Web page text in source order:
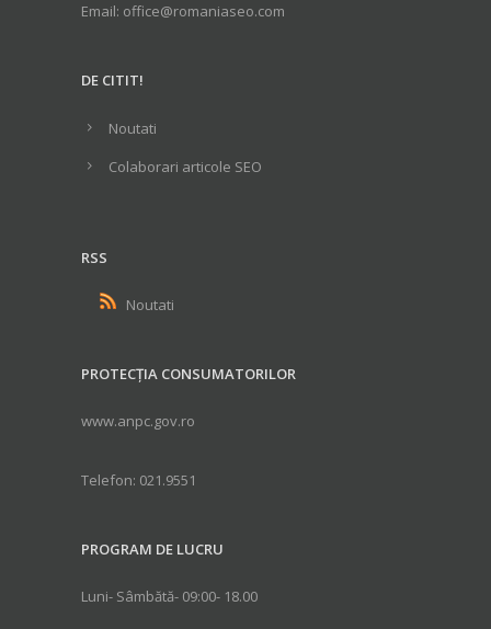
Email: office@romaniaseo.com
DE CITIT!
Noutati
Colaborari articole SEO
RSS
Noutati
PROTECȚIA CONSUMATORILOR
www.anpc.gov.ro
Telefon: 021.9551
PROGRAM DE LUCRU
Luni- Sâmbătă- 09:00- 18.00